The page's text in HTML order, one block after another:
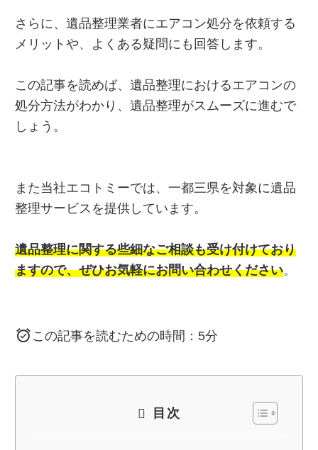
さらに、遺品整理業者にエアコン処分を依頼する
メリットや、よくある疑問にも回答します。
この記事を読めば、遺品整理におけるエアコンの
処分方法がわかり、遺品整理がスムーズに進むで
しょう。
また当社エコトミーでは、一都三県を対象に遺品
整理サービスを提供しています。
遺品整理に関する些細なご相談も受け付けており
ますので、ぜひお気軽にお問い合わせください。
この記事を読むための時間：5分
目次